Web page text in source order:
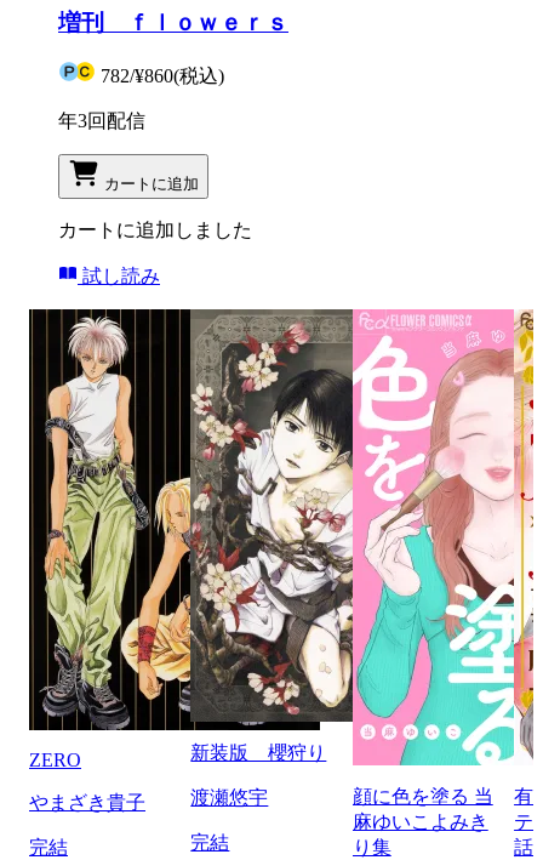
増刊 ｆｌｏｗｅｒｓ
782/¥860(税込)
年3回配信
カートに追加
カートに追加しました
試し読み
ZERO
やまざき貴子
完結
新装版 櫻狩り
渡瀬悠宇
完結
顔に色を塗る 当
麻ゆいこよみき
り集
有
テ
話